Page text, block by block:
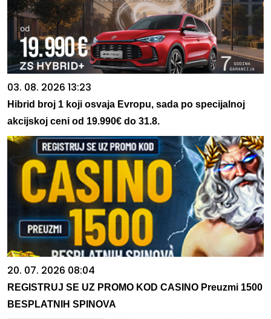
03. 08. 2026 13:23
Hibrid broj 1 koji osvaja Evropu, sada po specijalnoj
akcijskoj ceni od 19.990€ do 31.8.
20. 07. 2026 08:04
REGISTRUJ SE UZ PROMO KOD CASINO Preuzmi 1500
BESPLATNIH SPINOVA